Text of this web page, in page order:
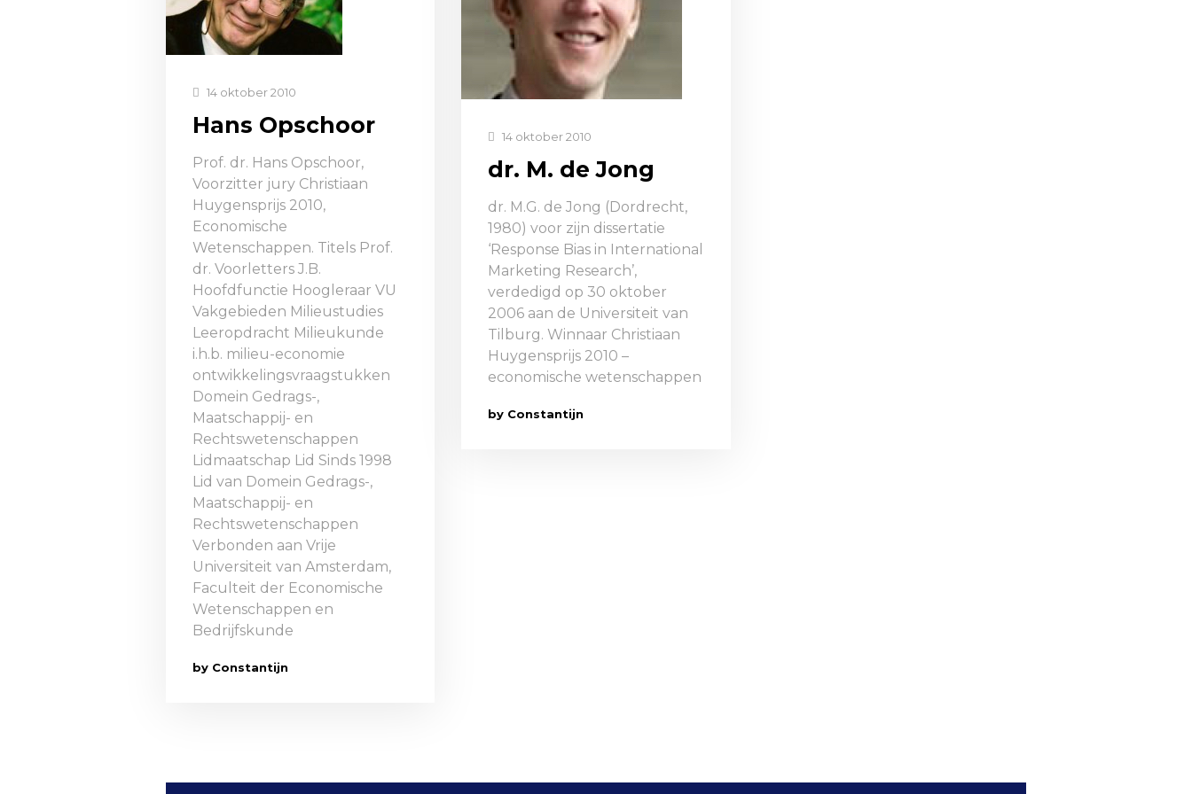
14 oktober 2010
Hans Opschoor
Prof. dr. Hans Opschoor,
Voorzitter jury Christiaan
Huygensprijs 2010,
Economische
Wetenschappen. Titels Prof.
dr. Voorletters J.B.
Hoofdfunctie Hoogleraar VU
Vakgebieden Milieustudies
Leeropdracht Milieukunde
i.h.b. milieu-economie
ontwikkelingsvraagstukken
Domein Gedrags-,
Maatschappij- en
Rechtswetenschappen
Lidmaatschap Lid Sinds 1998
Lid van Domein Gedrags-,
Maatschappij- en
Rechtswetenschappen
Verbonden aan Vrije
Universiteit van Amsterdam,
Faculteit der Economische
Wetenschappen en
Bedrijfskunde
by Constantijn
14 oktober 2010
dr. M. de Jong
dr. M.G. de Jong (Dordrecht,
1980) voor zijn dissertatie
‘Response Bias in International
Marketing Research’,
verdedigd op 30 oktober
2006 aan de Universiteit van
Tilburg. Winnaar Christiaan
Huygensprijs 2010 –
economische wetenschappen
by Constantijn